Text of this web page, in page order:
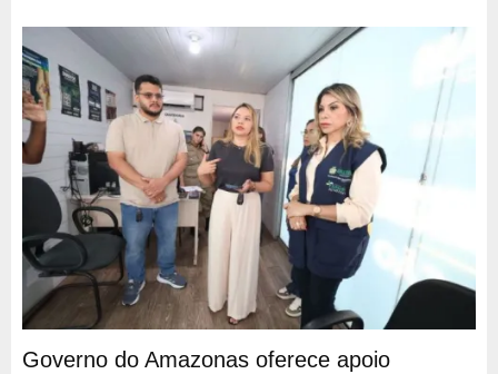
Governo do Amazonas oferece apoio